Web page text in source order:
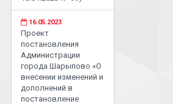
16.05.2023
Проект
постановления
Администрации
города Шарыпово «О
внесении изменений и
дополнений в
постановление